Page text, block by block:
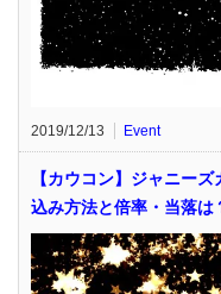
2019/12/13 Event
【カウコン】ジャニー
込み方法と倍率・当落は